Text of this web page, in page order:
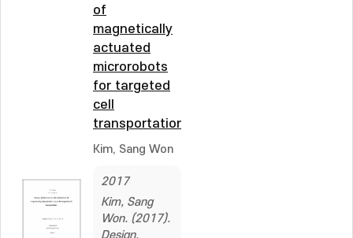
of
magnetically
actuated
microrobots
for targeted
cell
transportation
Kim, Sang Won
2017
Kim, Sang
Won. (2017).
Design,